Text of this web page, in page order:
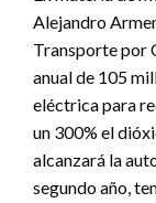
Alejandro
Transporte por
anual de 105
eléctrica para
un 300% el
alcanzará la
segundo año,